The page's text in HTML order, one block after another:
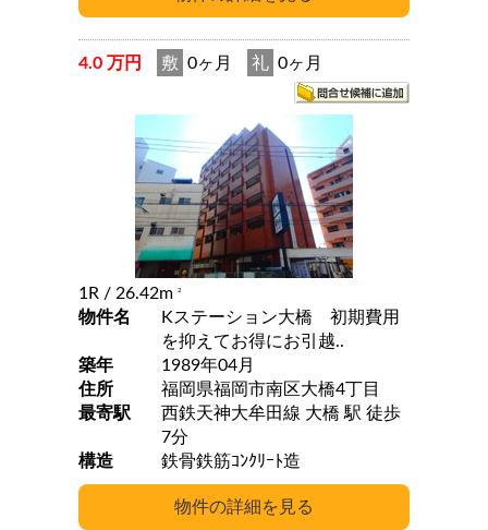
4.0 万円 敷 0ヶ月 礼 0ヶ月
1R / 26.42m 2
物件名
Kステーション大橋 初期費用
を抑えてお得にお引越..
築年
1989年04月
住所
福岡県福岡市南区大橋4丁目
最寄駅
西鉄天神大牟田線 大橋 駅 徒歩
7分
構造
鉄骨鉄筋ｺﾝｸﾘｰﾄ造